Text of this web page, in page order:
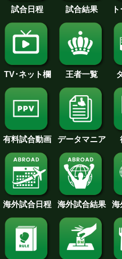
試合日程 試合結果
TV･ネット欄 王者一覧
有料試合動画 データマニア
海外試合日程 海外試合結果 海